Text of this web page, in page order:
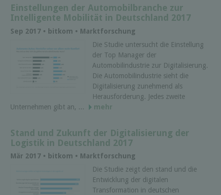
Einstellungen der Automobilbranche zur
Intelligente Mobilität in Deutschland 2017
Sep 2017 • bitkom • Marktforschung
Die Studie untersucht die Einstellung
der Top Manager der
Automobilindustrie zur Digitalisierung.
Die Automobilindustrie sieht die
Digitalisierung zunehmend als
Herausforderung. Jedes zweite
Unternehmen gibt an, ...
mehr
Stand und Zukunft der Digitalisierung der
Logistik in Deutschland 2017
Mär 2017 • bitkom • Marktforschung
Die Studie zeigt den stand und die
Entwicklung der digitalen
Transformation in deutschen